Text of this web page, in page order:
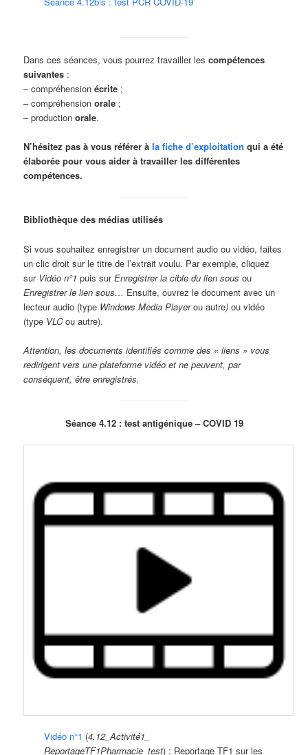
Dans ces séances, vous pourrez travailler lescompétences
suivantes :
– compréhensionécrite ;
– compréhensionorale ;
– productionorale.
N’hésitez pas à vous référer àla fiche d’exploitation qui a été
élaborée pour vous aider à travailler les différentes
compétences.
Bibliothèque des médias utilisés
Si vous souhaitez enregistrer un document audio ou vidéo, faites
un clic droit sur le titre de l’extrait voulu. Par exemple, cliquez
sur Vidéo n°1 puis surEnregistrer la cible du lien sousou
Enregistrer le lien sous… Ensuite, ouvrez le document avec un
lecteur audio (type Windows Media Playerou autre)ou vidéo
(type VLCou autre).
Attention, les documents identifiés comme des « liens » vous
redirigent vers une plateforme vidéo et ne peuvent, par
conséquent, être enregistrés.
Séance 4.12 : test antigénique – COVID 19
Vidéo n°1 (4.12_Activité1_
ReportageTF1Pharmacie_test) : Reportage TF1 sur les